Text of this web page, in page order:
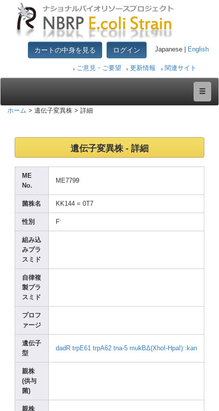
カートの中身を見る ログイン Japanese | English
ご意見・ご要望 更新情報 関連サイト
ホーム > 遺伝子変異株 > 詳細
遺伝子変異株 - 詳細
ME
No.
ME7799
菌株名 KK144 = 0T7
性別 F-
組み込
みプラ
スミド
自律複
製プラ
スミド
プロフ
ァージ
遺伝子
型
dadR trpE61 trpA62 tna-5 mukBΔ(XhoI -HpaI )::kan
親株
(供与
菌)
親株